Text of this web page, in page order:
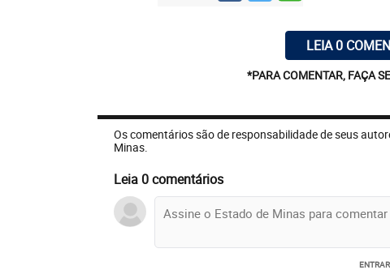
LEIA 0
*PARA COMENTAR, FAÇA
Os comentários são de responsabilidade de seus
Minas.
Leia 0 comentários
ENTRAR